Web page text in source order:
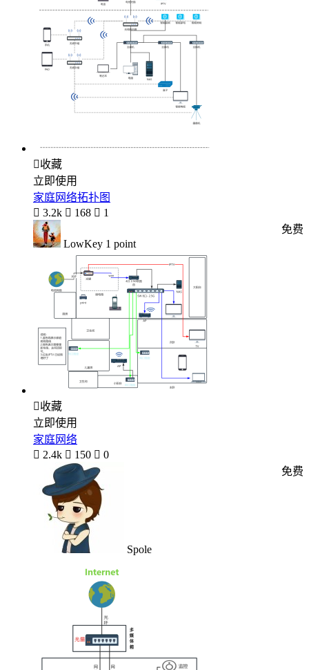
收藏
立即使用
家庭网络拓扑图
 3.2k  168  1
LowKey 1 point
免费
收藏
立即使用
家庭网络
 2.4k  150  0
Spole
免费